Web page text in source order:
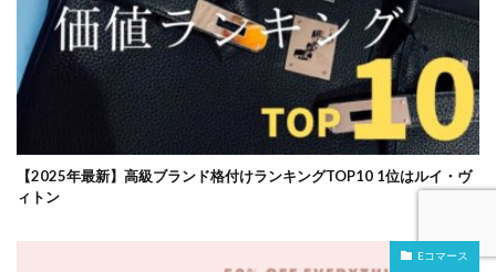
【2025年最新】高級ブランド格付けランキングTOP10 1位はルイ・ヴ
ィトン
Eコマース